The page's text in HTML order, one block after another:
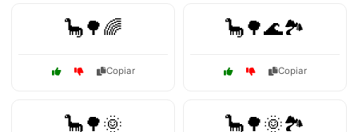
🦕🌳🌈
Copiar
🦕🌳🌊🏞️
Copiar
🦕🌳🌞 🦕🌳🌞🏞️